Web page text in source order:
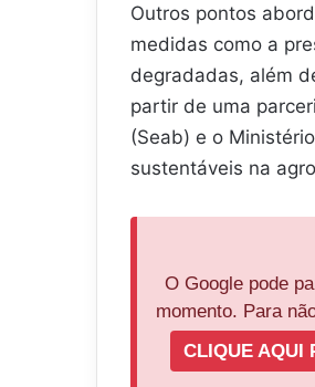
Outros pontos
medidas como a
degradadas, além
partir de uma
(Seab) e o
sustentáveis na
O Google pode
momento. Para
CLIQUE AQUI